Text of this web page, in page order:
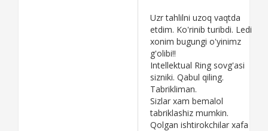
Uzr tahlilni uzoq vaqtda
etdim. Ko'rinib turibdi. Ledi
xonim bugungi o'yinimz
g'olibi!!
Intellektual Ring sovg'asi
sizniki. Qabul qiling.
Tabrikliman.
Sizlar xam bemalol
tabriklashiz mumkin.
Qolgan ishtirokchilar xafa